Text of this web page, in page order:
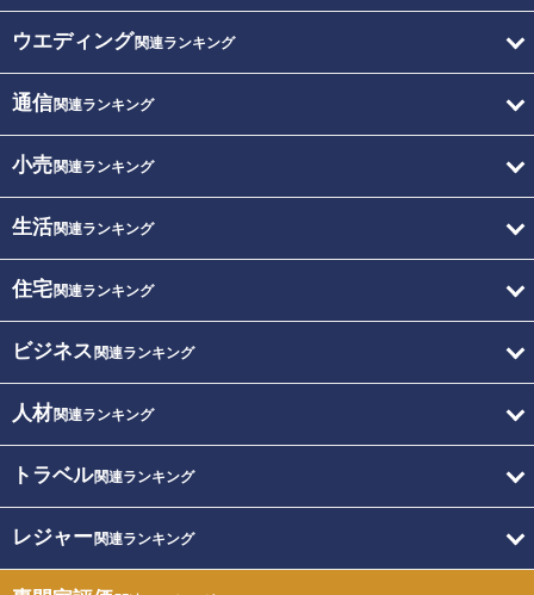
ウエディング関連ランキング
通信関連ランキング
小売関連ランキング
生活関連ランキング
住宅関連ランキング
ビジネス 関連ランキング
人材関連ランキング
トラベル関連ランキング
レジャー関連ランキング